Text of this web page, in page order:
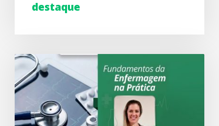
destaque